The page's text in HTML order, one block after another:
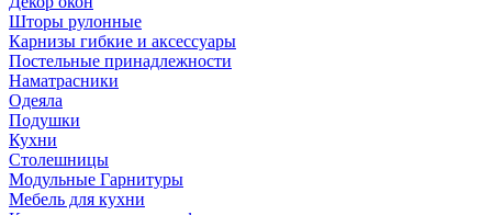
Шторы рулонные
Карнизы гибкие и аксессуары
Постельные принадлежности
Наматрасники
Одеяла
Подушки
Кухни
Столешницы
Модульные Гарнитуры
Мебель для кухни